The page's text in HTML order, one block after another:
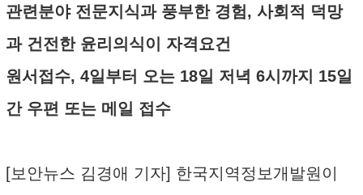
관련분야 전문지식과 풍부한 경험, 사회적 덕망
과 건전한 윤리의식이 자격요건
원서접수, 4일부터 오는 18일 저녁 6시까지 15일
간 우편 또는 메일 접수
[보안뉴스 김경애 기자] 한국지역정보개발원이